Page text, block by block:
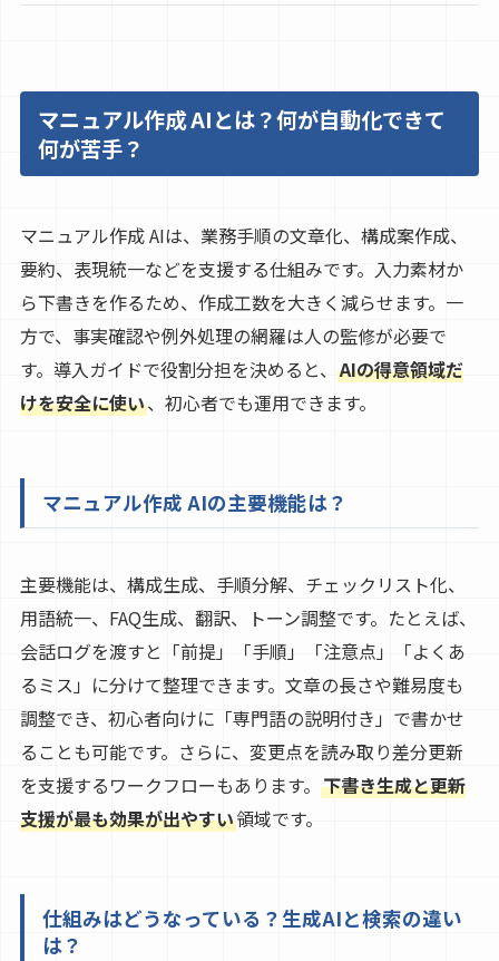
マニュアル作成 AIとは？何が自動化できて
何が苦手？
マニュアル作成 AIは、業務手順の文章化、構成案作成、
要約、表現統一などを支援する仕組みです。入力素材か
ら下書きを作るため、作成工数を大きく減らせます。一
方で、事実確認や例外処理の網羅は人の監修が必要で
す。導入ガイドで役割分担を決めると、 AIの得意領域だ
けを安全に使い、初心者でも運用できます。
マニュアル作成 AIの主要機能は？
主要機能は、構成生成、手順分解、チェックリスト化、
用語統一、FAQ生成、翻訳、トーン調整です。たとえば、
会話ログを渡すと「前提」「手順」「注意点」「よくあ
るミス」に分けて整理できます。文章の長さや難易度も
調整でき、初心者向けに「専門語の説明付き」で書かせ
ることも可能です。さらに、変更点を読み取り差分更新
を支援するワークフローもあります。 下書き生成と更新
支援が最も効果が出やすい領域です。
仕組みはどうなっている？生成AIと検索の違い
は？